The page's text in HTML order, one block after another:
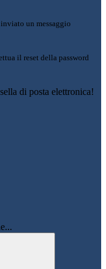
un messaggio
il reset della password
di posta elettronica!